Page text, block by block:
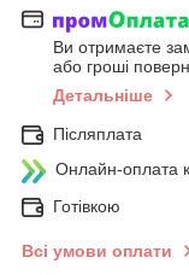
Ви отримаєте
або гроші
Детальніше
Післяплата
Онлайн-оплата
Готівкою
Всі умови оплати